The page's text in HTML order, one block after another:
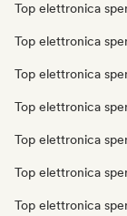
Top elettronica
Top elettronica
Top elettronica
Top elettronica
Top elettronica
Top elettronica
Top elettronica